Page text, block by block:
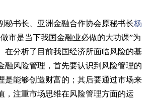
秘书长、亚洲金融合作协会原秘书长杨
市是当下我国金融业必做的大功课”为
在分析了目前我国经济所面临风险的基
融风险管理，首先要认识到风险管理的
是能够创造财富的；其后要通过市场来
，注重市场思维在风险管理方面的运